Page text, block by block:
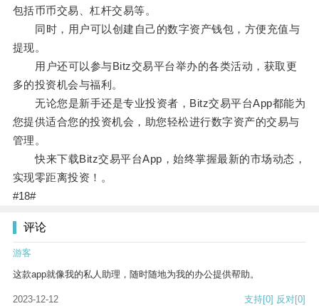
包括币币交易、杠杆交易等。
同时，用户可以创建自己的数字资产钱包，方便充值与
提现。
用户还可以参与Bitz交易平台举办的各类活动，获取更
多的投资机会与福利。
无论您是新手还是专业投资者，Bitz交易平台App都能为
您提供适合您的投资机会，助您轻松进行数字资产的交易与
管理。
快来下载Bitz交易平台App，始终掌握最新的市场动态，
实现零距离投资！。
#18#
评论
游客
这款app就像我的私人助理，随时随地为我的办公提供帮助。
2023-12-12 支持[0] 反对[0]